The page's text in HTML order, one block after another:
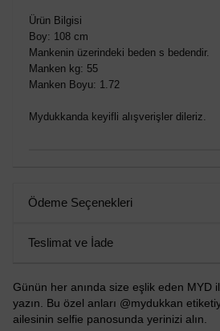
Ürün Bilgisi
Boy: 108 cm
Mankenin üzerindeki beden s bedendir.
Manken kg: 55
Manken Boyu: 1.72
Mydukkanda keyifli alışverişler dileriz.
Ödeme Seçenekleri
Teslimat ve İade
Günün her anında size eşlik eden MYD
yazın. Bu özel anları @mydukkan
ailesinin selfie panosunda yerinizi alın.